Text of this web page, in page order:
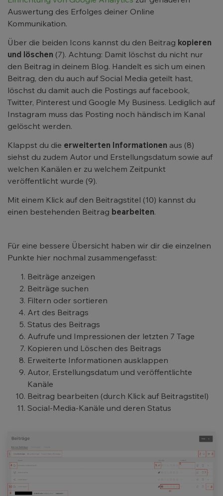
Auswertung des Erfolges deiner Online
Kommunikation.
Über die beiden Icons kannst du den Beitrag kopieren
und löschen (7). Achtung: Damit löschst du nicht nur
den Beitrag in deinem Blog. Handelt es sich um einen
Beitrag, den du auch auf Social Media geteilt hast,
löschst du damit auch die Postings auf facebook,
Twitter, Pinterest und Google My Business. Lediglich auf
Instagram muss das Posting noch händisch im Kanal
gelöscht werden.
Klappst du die erweiterten Informationen aus (8)
siehst du zudem Autor und Erstellungsdatum sowie auf
welchen Kanälen er zu welchem Zeitpunkt
veröffentlicht wurde (9).
Mit einem Klick auf den Beitragstitel (10) kannst du
einen bestehenden Beitrag bearbeiten.
Für eine bessere Übersicht haben wir dir die einzelnen
Punkte hier nochmal zusammengefasst:
Beiträge anzeigen
Beiträge suchen
Filtern oder sortieren
Art des Beitrags
Status des Beitrags
Aufrufe und Impressionen der letzten 7 Tage
Kopieren und Löschen des Beitrags
Erweiterte Informationen ausklappen
Autor, Erstellungsdatum und veröffentlichte
Kanäle
Beitrag bearbeiten (durch Klick auf Beitragstitel)
Social-Media-Kanäle und deren Status